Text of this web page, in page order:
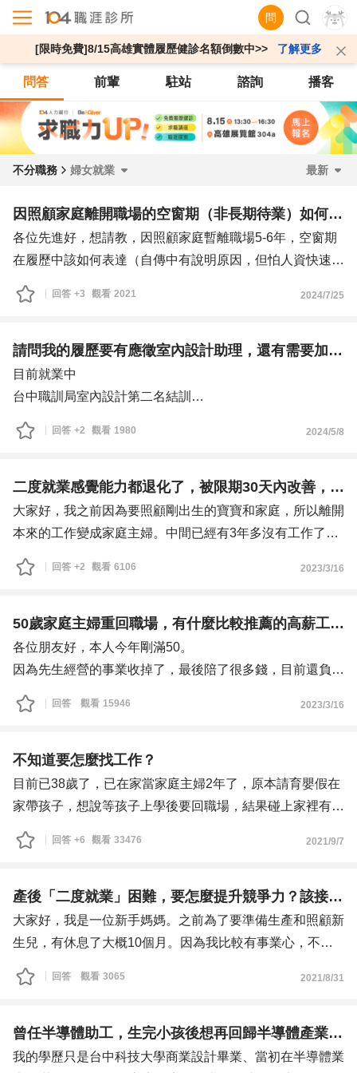
問
[限時免費]8/15高雄實體履歷健診名額倒數中>> 了解更多
問答 前輩 駐站 諮詢 播客
不分職務 婦女就業 最新
因照顧家庭離開職場的空窗期（非長期待業）如何在履歷上表示？
各位先進好，想請教，因照顧家庭暫離職場5-6年，空窗期
在履歷中該如何表達（自傳中有說明原因，但怕人資快速篩
選履歷時，不會細看自傳，誤解為長期待業而失去面試機
會。（離開職場這段時間有做網拍經營並參加職訓，持續學
回答 +3 觀看 2021 2024/7/25
請問我的履歷要有應徵室內設計助理，還有需要加強的地方嗎？
目前就業中
台中職訓局室內設計第二名結訓
有設計跟室裝乙級證照
沒有實務經驗
目前在室裝設計公司擔任成控及發包採購助理
回答 +2 觀看 1980 2024/5/8
二度就業感覺能力都退化了，被限期30天內改善，怎麼辦？
大家好，我之前因為要照顧剛出生的寶寶和家庭，所以離開
本來的工作變成家庭主婦。中間已經有3年多沒有工作了。
最近因為孩子上幼稚園，終於比較有自己的時間，所以就決
定重回職場，繼續打拼，感覺有一個事業，也比較會有自己
所以我應該算是二度就業婦女吧？
我一直都是做業務的，記得以前的戰績都很不錯，但現在不
過是換了一家公司、轉換一個產業，居然就大不如前了。每
目前回到職場開始新工作，也已經過去6個月了，但績效一
剛好而已。最近老闆幾乎天天找我去檢討，說「他都看不到
我有任何成果」、「我幫公司賺的錢都還不夠付我的底
薪」，還要求「30天內限期改善」，否則可能就會被資遣
但我已經試過多種方法，很努力了業績還是沒有提升，現在
回職場時，也有遇過這樣的工作瓶頸嗎？感覺能力後退、下
滑，一直找不回當初的衝勁和工作方法，該怎麼辦呢？謝謝
喔！
回答 +2 觀看 6106 2023/3/16
50歲家庭主婦重回職場，有什麼比較推薦的高薪工作嗎？
各位朋友好，本人今年剛滿50。
因為先生經營的事業收掉了，最後陪了很多錢，目前還負債
一大筆金額。所以決定要再重回職場找工作，和先生一起負
擔家計，慢慢把這個坑給補起來。
在年輕人，也沒有什麼特殊專長技能。年紀又比較大了，雖
然肯做但真的太粗重的體力活，也實在應付不過來。再加上
脫離職場有點久，自從先生創業上軌道之後，就辭職在家帶
不知還能不能跟上大家。
前什麼辛苦沒見過，所以遇到公司任何的要求，我都可以盡
量配合。我以前是做小生意的，數學計算很快，頭腦和反應
還算靈光。我電腦和手機都會使用，語文方面也還算不錯。
一定會長期的待下去、好好珍惜，穩定性也很高。
突破？
想請問有沒有比較適合中年婦女、二度就業的工作呢？因為
回答 觀看 15946 2023/3/16
不知道要怎麼找工作？
目前已38歲了，已在家當家庭主婦2年了，原本請育嬰假在
家帶孩子，想說等孩子上學後要回職場，結果碰上家裡有人
生病需要照料，又止住了，後來又遇上疫情居家上課，導致
我回職場時間一延再延，現在想重回職場，我卻不知道該何
作是做售後服務的，也做了7-8年了，從接單、採購、出
貨、作帳樣樣都來，算是一條龍的工作型態，很累，壓力也
很大，大到讓我自律神經失調，現在的我很迷惘，相找份時
有一技之長；想找份朝九晚五、週休二日的工作，也怕無法
也不知道到底做什麼樣的工作才適合自己，請各位老師給予
指點，謝謝！
回答 +6 觀看 33476 2021/9/7
產後「二度就業」困難，要怎麼提升競爭力？該接受降薪嗎？
大家好，我是一位新手媽媽。之前為了要準備生產和照顧新
生兒，有休息了大概10個月。因為我比較有事業心，不想
只做家庭主婦和全職媽媽。所以最近瘋狂投履歷和面試，希
望可以重回職場。
驗。原本以為產後要重新復出、二度就業，應該不會太困難
才對。沒想到，卻一直被應徵的公司婉拒。信心整個受到很
回答 觀看 3065 2021/8/31
曾任半導體助工，生完小孩後想再回歸半導體產業卻碰壁
我的學歷只是台中科技大學商業設計畢業、當初在半導體業